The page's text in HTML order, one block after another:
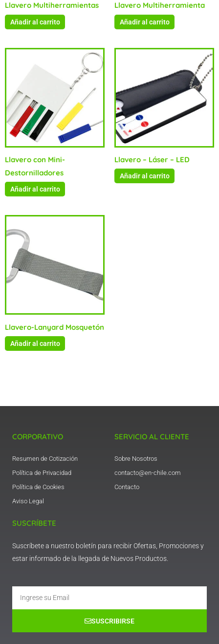
Llavero Multiherramientas
Añadir al carrito
Llavero Multiherramienta
Añadir al carrito
Llavero con Mini-
Destornilladores
Añadir al carrito
Llavero – Láser – LED
Añadir al carrito
Llavero-Lanyard Mosquetón
Añadir al carrito
CORPORATIVO
Resumen de Cotización
Política de Privacidad
Política de Cookies
Aviso Legal
SERVICIO AL CLIENTE
Sobre Nosotros
contacto@en-chile.com
Contacto
SUSCRÍBETE
Suscríbete a nuestro boletín para recibir Ofertas, Promociones y
estar informado de la llegada de Nuevos Productos.
SUSCRIBIRSE